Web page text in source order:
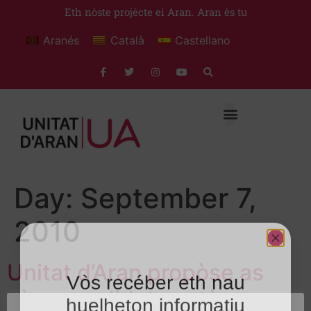
Eth nòste projècte ei Aran. Aran ès tu
Aranés Català Castellano
Day: September 7,
2010
Unitat d’Aran propòse as
sòns candidats entàs
Vòs recéber eth nau
huelheton informatiu